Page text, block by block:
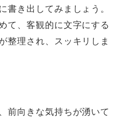
書き出してみましょう。
て、客観的に文字にする
整理され、スッキリしま
前向きな気持ちが湧いて